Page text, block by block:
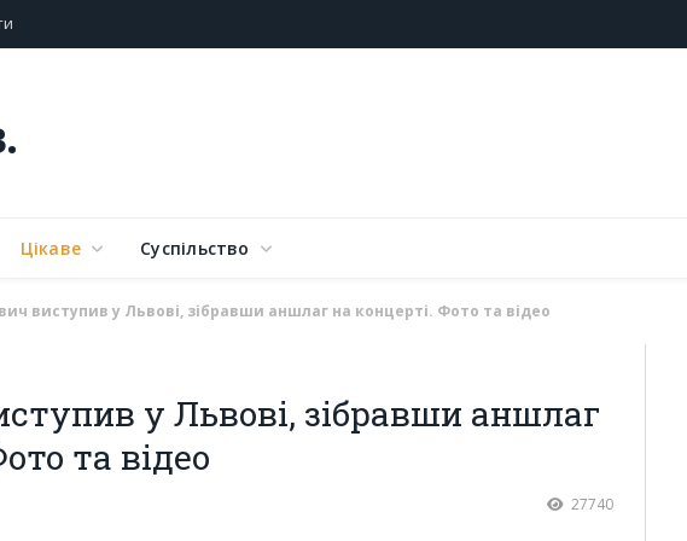
Цікаве Суспільство
виступив у Львові, зібравши аншлаг на концерті. Фото та відео
у Львові, зібравши аншлаг
та відео
27740